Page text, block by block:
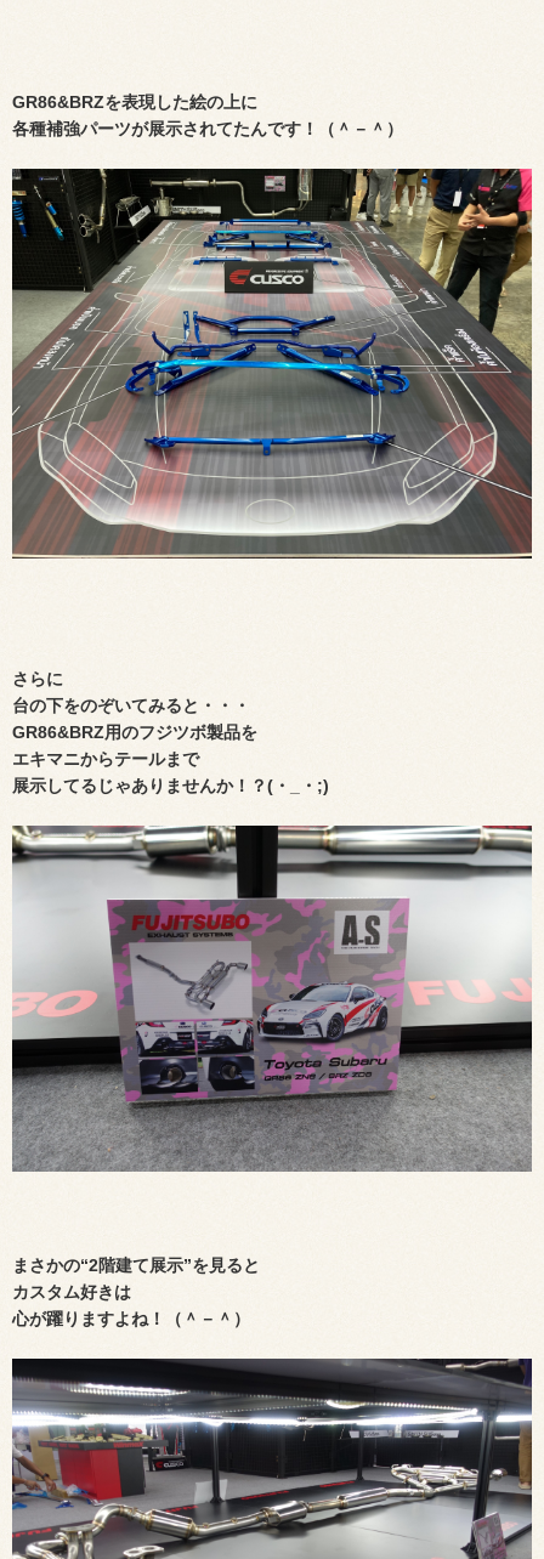
GR86&BRZを表現した絵の上に
各種補強パーツが展示されてたんです！（＾－＾）
さらに
台の下をのぞいてみると・・・
GR86&BRZ用のフジツボ製品を
エキマニからテールまで
展示してるじゃありませんか！？(・_・;)
まさかの“2階建て展示”を見ると
カスタム好きは
心が躍りますよね！（＾－＾）